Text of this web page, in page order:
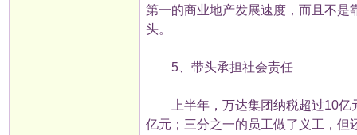
第一的商业地产发展速度，而且不是
头。
5、带头承担社会责任
上半年，万达集团纳税超过10亿
亿元；三分之一的员工做了义工，但